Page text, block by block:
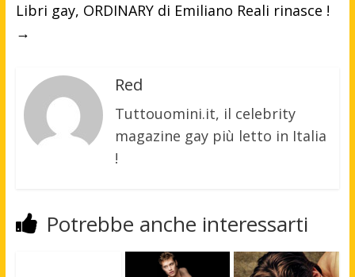
Libri gay, ORDINARY di Emiliano Reali rinasce !
→
Red
Tuttouomini.it, il celebrity
magazine gay più letto in Italia
!
Potrebbe anche interessarti